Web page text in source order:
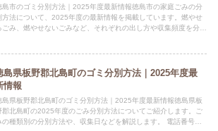
島市のゴミ分別方法｜2025年度最新情報徳島市の家庭ごみの分
方法について、2025年度の最新情報を掲載しています。燃やせ
ごみ、燃やせないごみなど、それぞれの出し方や収集頻度を分か
島県板野郡北島町のゴミ分別方法｜2025年度最
情報
島県板野郡北島町のゴミ分別方法｜2025年度最新情報徳島県板
郡北島町の2025年度のごみ分別方法についてご紹介します。ご
の種類別の分別方法や、収集日などを解説します。 電話番号：